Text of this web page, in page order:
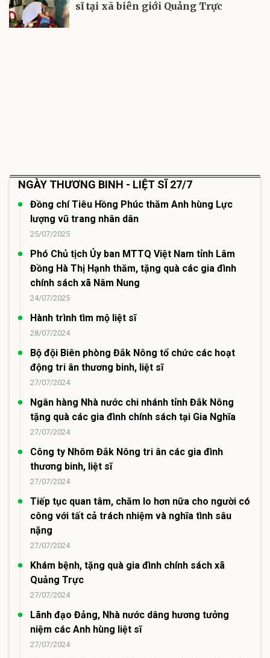
sĩ tại xã biên giới Quảng Trực
NGÀY THƯƠNG BINH - LIỆT SĨ 27/7
Đồng chí Tiêu Hồng Phúc thăm Anh hùng Lực
lượng vũ trang nhân dân
25/07/2025
Phó Chủ tịch Ủy ban MTTQ Việt Nam tỉnh Lâm
Đồng Hà Thị Hạnh thăm, tặng quà các gia đình
chính sách xã Nâm Nung
24/07/2025
Hành trình tìm mộ liệt sĩ
28/07/2024
Bộ đội Biên phòng Đắk Nông tổ chức các hoạt
động tri ân thương binh, liệt sĩ
27/07/2024
Ngân hàng Nhà nước chi nhánh tỉnh Đắk Nông
tặng quà các gia đình chính sách tại Gia Nghĩa
27/07/2024
Công ty Nhôm Đắk Nông tri ân các gia đình
thương binh, liệt sĩ
27/07/2024
Tiếp tục quan tâm, chăm lo hơn nữa cho người có
công với tất cả trách nhiệm và nghĩa tình sâu
nặng
27/07/2024
Khám bệnh, tặng quà gia đình chính sách xã
Quảng Trực
27/07/2024
Lãnh đạo Đảng, Nhà nước dâng hương tưởng
niệm các Anh hùng liệt sĩ
27/07/2024